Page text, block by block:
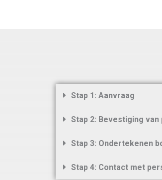
Stap 1: Aanvraag
Stap 2: Bevestiging
Stap 3: Ondertekenen
Stap 4: Contact met